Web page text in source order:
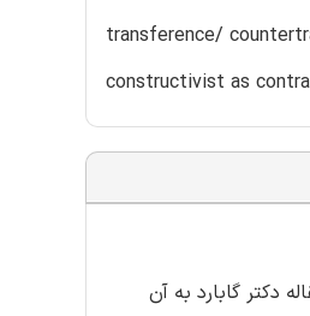
transference/
constructivist as
دکتر گابارد به آن